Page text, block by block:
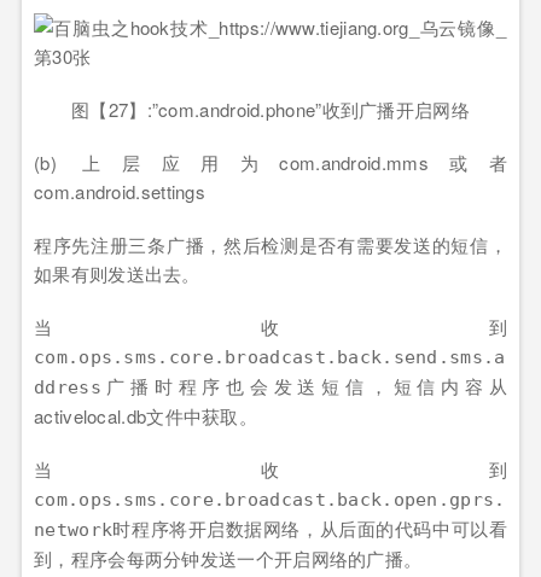
图【27】:”com.android.phone”收到广播开启网络
(b) 上层应用为com.android.mms或者
com.android.settings
程序先注册三条广播，然后检测是否有需要发送的短信，
如果有则发送出去。
当收到
com.ops.sms.core.broadcast.back.send.sms.a
ddress 广播时程序也会发送短信，短信内容从
activelocal.db文件中获取。
当收到
com.ops.sms.core.broadcast.back.open.gprs.
network时程序将开启数据网络，从后面的代码中可以看
到，程序会每两分钟发送一个开启网络的广播。